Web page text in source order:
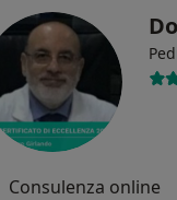
Consulenza online